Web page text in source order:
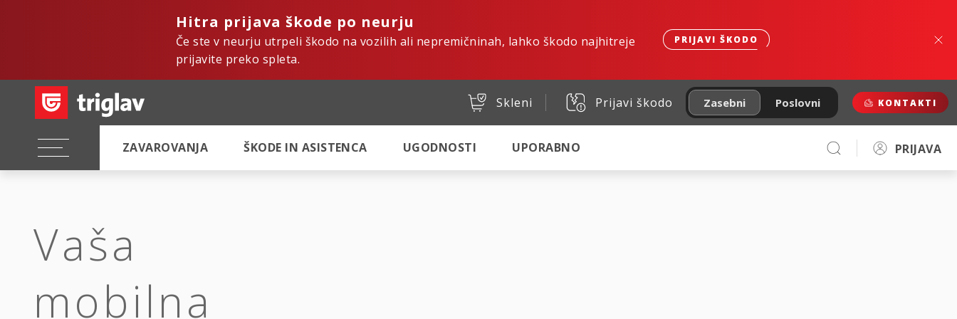
Hitra prijava škode po neurju
Če ste v neurju utrpeli škodo na vozilih ali nepremičninah, lahko škodo najhitreje
prijavite preko spleta.
PRIJAVI ŠKODO
Skleni Prijavi škodo Zasebni Poslovni KONTAKTI
ZAVAROVANJA ŠKODE IN ASISTENCA UGODNOSTI UPORABNO PRIJAVA
Vaša
mobilna